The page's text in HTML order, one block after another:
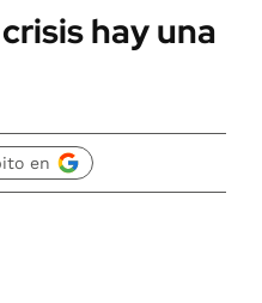
hay una
en